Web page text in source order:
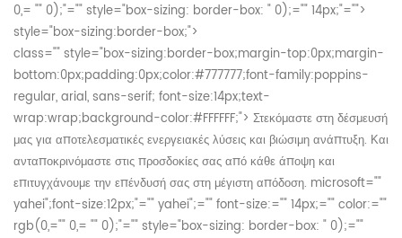
0,= "" 0);"="" style="box-sizing: border-box: " 0);="" 14px;"="">
style="box-sizing:border-box;">
class="" style="box-sizing:border-box;margin-top:0px;margin-
bottom:0px;padding:0px;color:#777777;font-family:poppins-
regular, arial, sans-serif; font-size:14px;text-
wrap:wrap;background-color:#FFFFFF;"> Στεκόμαστε στη δέσμευσή
μας για αποτελεσματικές ενεργειακές λύσεις και βιώσιμη ανάπτυξη. Και
ανταποκρινόμαστε στις προσδοκίες σας από κάθε άποψη και
επιτυγχάνουμε την επένδυσή σας στη μέγιστη απόδοση. microsoft=""
yahei";font-size:12px;"="" yahei";="" font-size:="" 14px;="" color:=""
rgb(0,="" 0,= "" 0);"="" style="box-sizing: border-box: " 0);=""